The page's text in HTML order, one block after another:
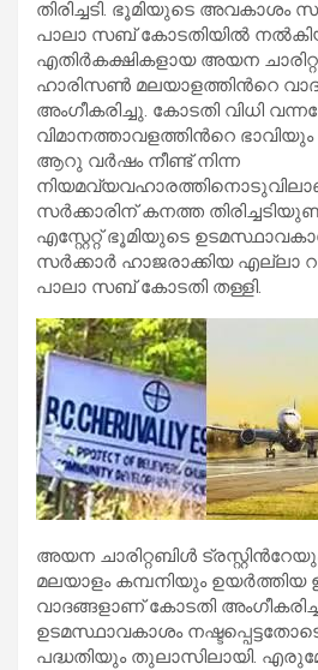
തിരിച്ചടി. ഭൂമിയുടെ അവകാശം
പാലാ സബ് കോടതിയിൽ
എതിർകക്ഷികളായ അയന
ഹാരിസൺ മലയാളത്തിന്‍റെ
അംഗീകരിച്ചു. കോടതി വിധി
വിമാനത്താവളത്തിന്‍റെ
ആറു വർഷം നീണ്ട് നിന്ന
സർക്കാരിന് കനത്ത
എസ്റ്റേറ്റ് ഭൂമിയുടെ
സർക്കാർ ഹാജരാക്കിയ
പാലാ സബ് കോടതി തള്ളി.
അയന ചാരിറ്റബിൾ
മലയാളം കമ്പനിയും
വാദങ്ങളാണ് കോടതി
ഉടമസ്ഥാവകാശം
പദ്ധതിയും തുലാസിലായി.